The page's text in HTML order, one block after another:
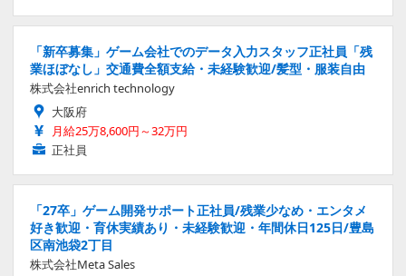
「新卒募集」ゲーム会社でのデータ入力スタッフ正社員「残
業ほぼなし」交通費全額支給・未経験歓迎/髪型・服装自由
株式会社enrich technology
大阪府
月給25万8,600円～32万円
正社員
「27卒」ゲーム開発サポート正社員/残業少なめ・エンタメ
好き歓迎・育休実績あり・未経験歓迎・年間休日125日/豊島
区南池袋2丁目
株式会社Meta Sales